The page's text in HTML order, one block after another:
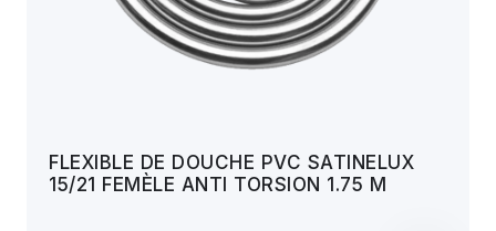
FLEXIBLE DE DOUCHE PVC SATINELUX
15/21 FEMÈLE ANTI TORSION 1.75 M